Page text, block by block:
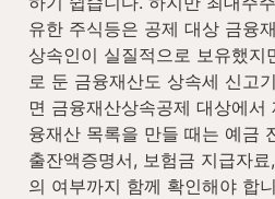
유한 주식등은 공제 대상 금융
상속인이 실질적으로 보유했지
로 둔 금융재산도 상속세 신고
면 금융재산상속공제 대상에서
융재산 목록을 만들 때는 예금
출잔액증명서, 보험금 지급자
의 여부까지 함께 확인해야 합